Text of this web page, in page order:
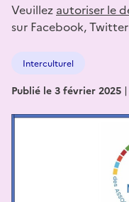
Veuillez autoriser le
sur Facebook,
Interculturel
Publié le 3 février 2025 |